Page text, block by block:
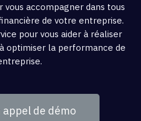
accompagner dans tous
de votre entreprise.
pour vous aider à réaliser
optimiser la performance de
appel de démo